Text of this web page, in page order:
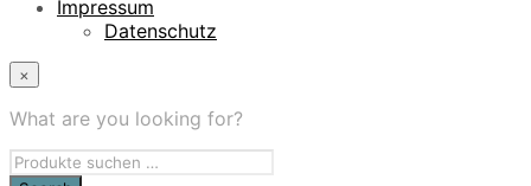
Impressum
Datenschutz
×
What are you looking for?